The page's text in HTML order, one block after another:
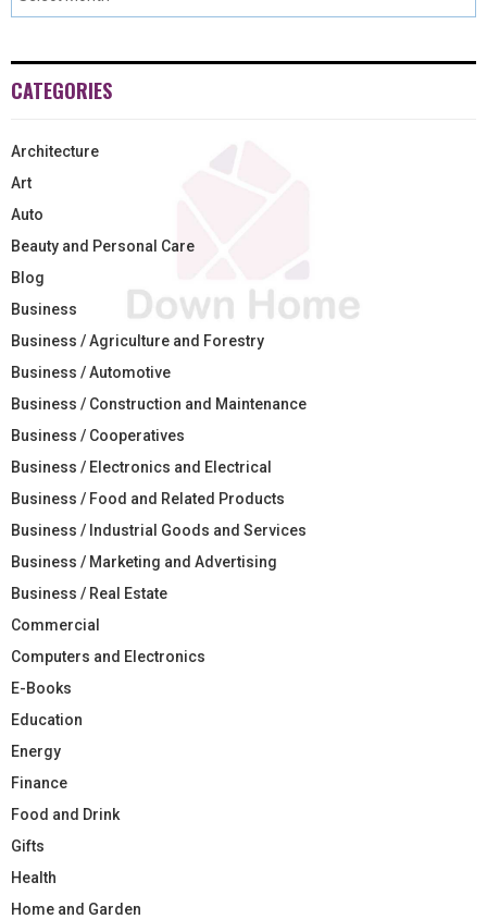
CATEGORIES
Architecture
Art
Auto
Beauty and Personal Care
Blog
Business
Business / Agriculture and Forestry
Business / Automotive
Business / Construction and Maintenance
Business / Cooperatives
Business / Electronics and Electrical
Business / Food and Related Products
Business / Industrial Goods and Services
Business / Marketing and Advertising
Business / Real Estate
Commercial
Computers and Electronics
E-Books
Education
Energy
Finance
Food and Drink
Gifts
Health
Home and Garden